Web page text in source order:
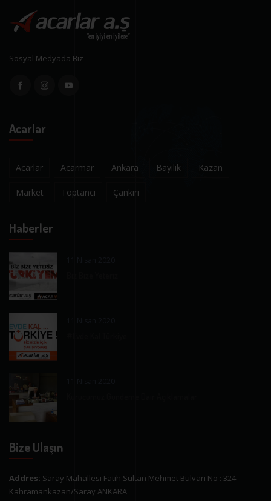
Sosyal Medyada Biz
Acarlar
Acarlar Acarmar Ankara Bayilik Kazan
Market Toptancı Çankırı
Haberler
Bize Ulaşın
Addres: Saray Mahallesi Fatih Sultan Mehmet Bulvarı No : 324
Kahramankazan/Saray ANKARA